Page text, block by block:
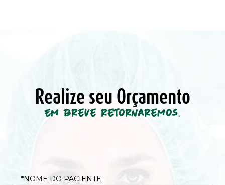
Realize seu Orçamento
Em breve retornaremos.